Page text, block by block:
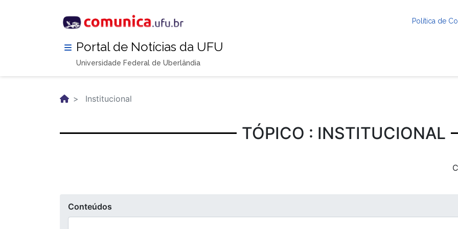
Política de
Portal de Notícias da UFU
Universidade Federal de Uberlândia
Institucional
TÓPICO : INSTITUCIONAL
Conteúdos